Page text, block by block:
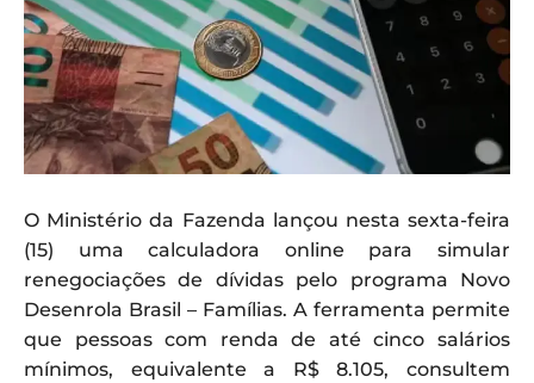
O Ministério da Fazenda lançou nesta sexta-feira
(15) uma calculadora online para simular
renegociações de dívidas pelo programa Novo
Desenrola Brasil – Famílias. A ferramenta permite
que pessoas com renda de até cinco salários
mínimos, equivalente a R$ 8.105, consultem